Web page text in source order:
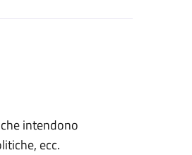
intendono
ecc.